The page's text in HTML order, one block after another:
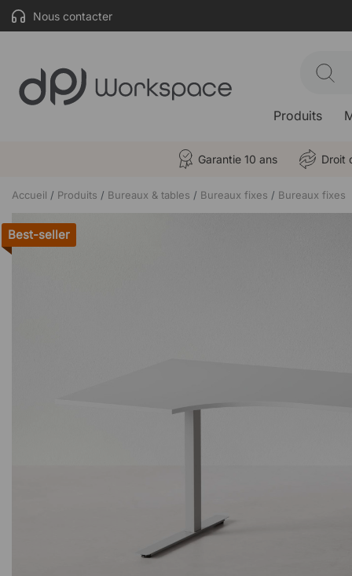
Nous contacter
Produits
Garantie 10 ans Droit
Accueil Produits Bureaux & tables Bureaux fixes Bureaux fixes
Best-seller